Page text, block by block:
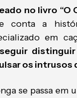
no livro “O
conta a
em
os intrusos
se passa em